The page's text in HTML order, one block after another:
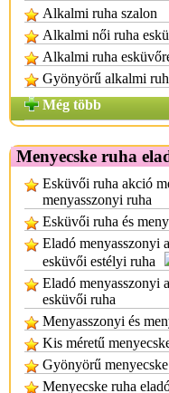
Alkalmi ruha szalon
Alkalmi női ruha
Alkalmi ruha
Gyönyörű alkalmi
Még több
Menyecske ruha
Esküvői ruha akció
menyasszonyi ruha
Esküvői ruha és
Eladó menyasszonyi
esküvői estélyi ruha
Eladó menyasszonyi
esküvői ruha
Menyasszonyi és
Kis méretű
Gyönyörű
Menyecske ruha